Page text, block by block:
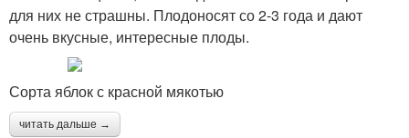
для них не страшны. Плодоносят со 2-3 года и дают
очень вкусные, интересные плоды.
Сорта яблок с красной мякотью
читать дальше →